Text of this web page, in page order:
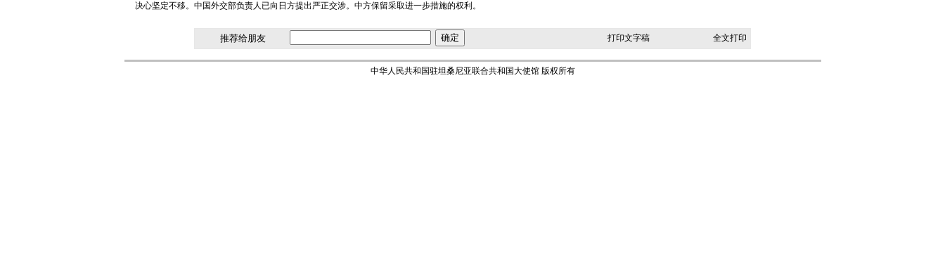
决心坚定不移。中国外交部负责人已向日方提出严正交涉。中方保留采取进一步措施的权利。
推荐给朋友 打印文字稿 全文打印
中华人民共和国驻坦桑尼亚联合共和国大使馆 版权所有